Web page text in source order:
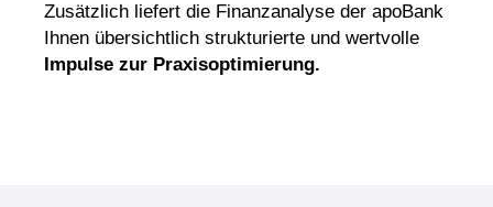
Zusätzlich liefert die Finanzanalyse der apoBank
Ihnen übersichtlich strukturierte und wertvolle
Impulse zur Praxisoptimierung.